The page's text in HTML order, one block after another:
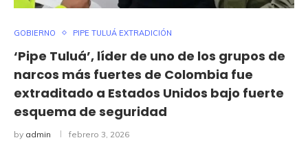
GOBIERNO PIPE TULUÁ EXTRADICIÓN
‘Pipe Tuluá’, líder de uno de los grupos de
narcos más fuertes de Colombia fue
extraditado a Estados Unidos bajo fuerte
esquema de seguridad
by admin febrero 3, 2026